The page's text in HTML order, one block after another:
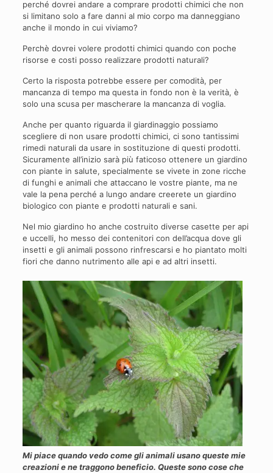
perché dovrei andare a comprare prodotti chimici che non
si limitano solo a fare danni al mio corpo ma danneggiano
anche il mondo in cui viviamo?
Perchè dovrei volere prodotti chimici quando con poche
risorse e costi posso realizzare prodotti naturali?
Certo la risposta potrebbe essere per comodità, per
mancanza di tempo ma questa in fondo non è la verità, è
solo una scusa per mascherare la mancanza di voglia.
Anche per quanto riguarda il giardinaggio possiamo
scegliere di non usare prodotti chimici, ci sono tantissimi
rimedi naturali da usare in sostituzione di questi prodotti.
Sicuramente all’inizio sarà più faticoso ottenere un giardino
con piante in salute, specialmente se vivete in zone ricche
di funghi e animali che attaccano le vostre piante, ma ne
vale la pena perché a lungo andare creerete un giardino
biologico con piante e prodotti naturali e sani.
Nel mio giardino ho anche costruito diverse casette per api
e uccelli, ho messo dei contenitori con dell’acqua dove gli
insetti e gli animali possono rinfrescarsi e ho piantato molti
fiori che danno nutrimento alle api e ad altri insetti.
Mi piace quando vedo come gli animali usano queste mie
creazioni e ne traggono beneficio. Queste sono cose che